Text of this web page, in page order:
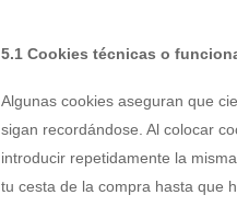
5.1 Cookies técnicas o
Algunas cookies aseguran que
sigan recordándose. Al colocar
introducir repetidamente la
tu cesta de la compra hasta que